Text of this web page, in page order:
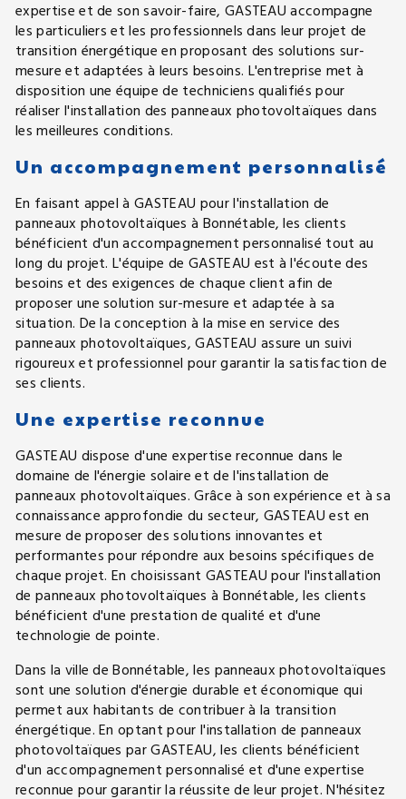
expertise et de son savoir-faire, GASTEAU accompagne
les particuliers et les professionnels dans leur projet de
transition énergétique en proposant des solutions sur-
mesure et adaptées à leurs besoins. L'entreprise met à
disposition une équipe de techniciens qualifiés pour
réaliser l'installation des panneaux photovoltaïques dans
les meilleures conditions.
Un accompagnement personnalisé
En faisant appel à GASTEAU pour l'installation de
panneaux photovoltaïques à Bonnétable, les clients
bénéficient d'un accompagnement personnalisé tout au
long du projet. L'équipe de GASTEAU est à l'écoute des
besoins et des exigences de chaque client afin de
proposer une solution sur-mesure et adaptée à sa
situation. De la conception à la mise en service des
panneaux photovoltaïques, GASTEAU assure un suivi
rigoureux et professionnel pour garantir la satisfaction de
ses clients.
Une expertise reconnue
GASTEAU dispose d'une expertise reconnue dans le
domaine de l'énergie solaire et de l'installation de
panneaux photovoltaïques. Grâce à son expérience et à sa
connaissance approfondie du secteur, GASTEAU est en
mesure de proposer des solutions innovantes et
performantes pour répondre aux besoins spécifiques de
chaque projet. En choisissant GASTEAU pour l'installation
de panneaux photovoltaïques à Bonnétable, les clients
bénéficient d'une prestation de qualité et d'une
technologie de pointe.
Dans la ville de Bonnétable, les panneaux photovoltaïques
sont une solution d'énergie durable et économique qui
permet aux habitants de contribuer à la transition
énergétique. En optant pour l'installation de panneaux
photovoltaïques par GASTEAU, les clients bénéficient
d'un accompagnement personnalisé et d'une expertise
reconnue pour garantir la réussite de leur projet. N'hésitez